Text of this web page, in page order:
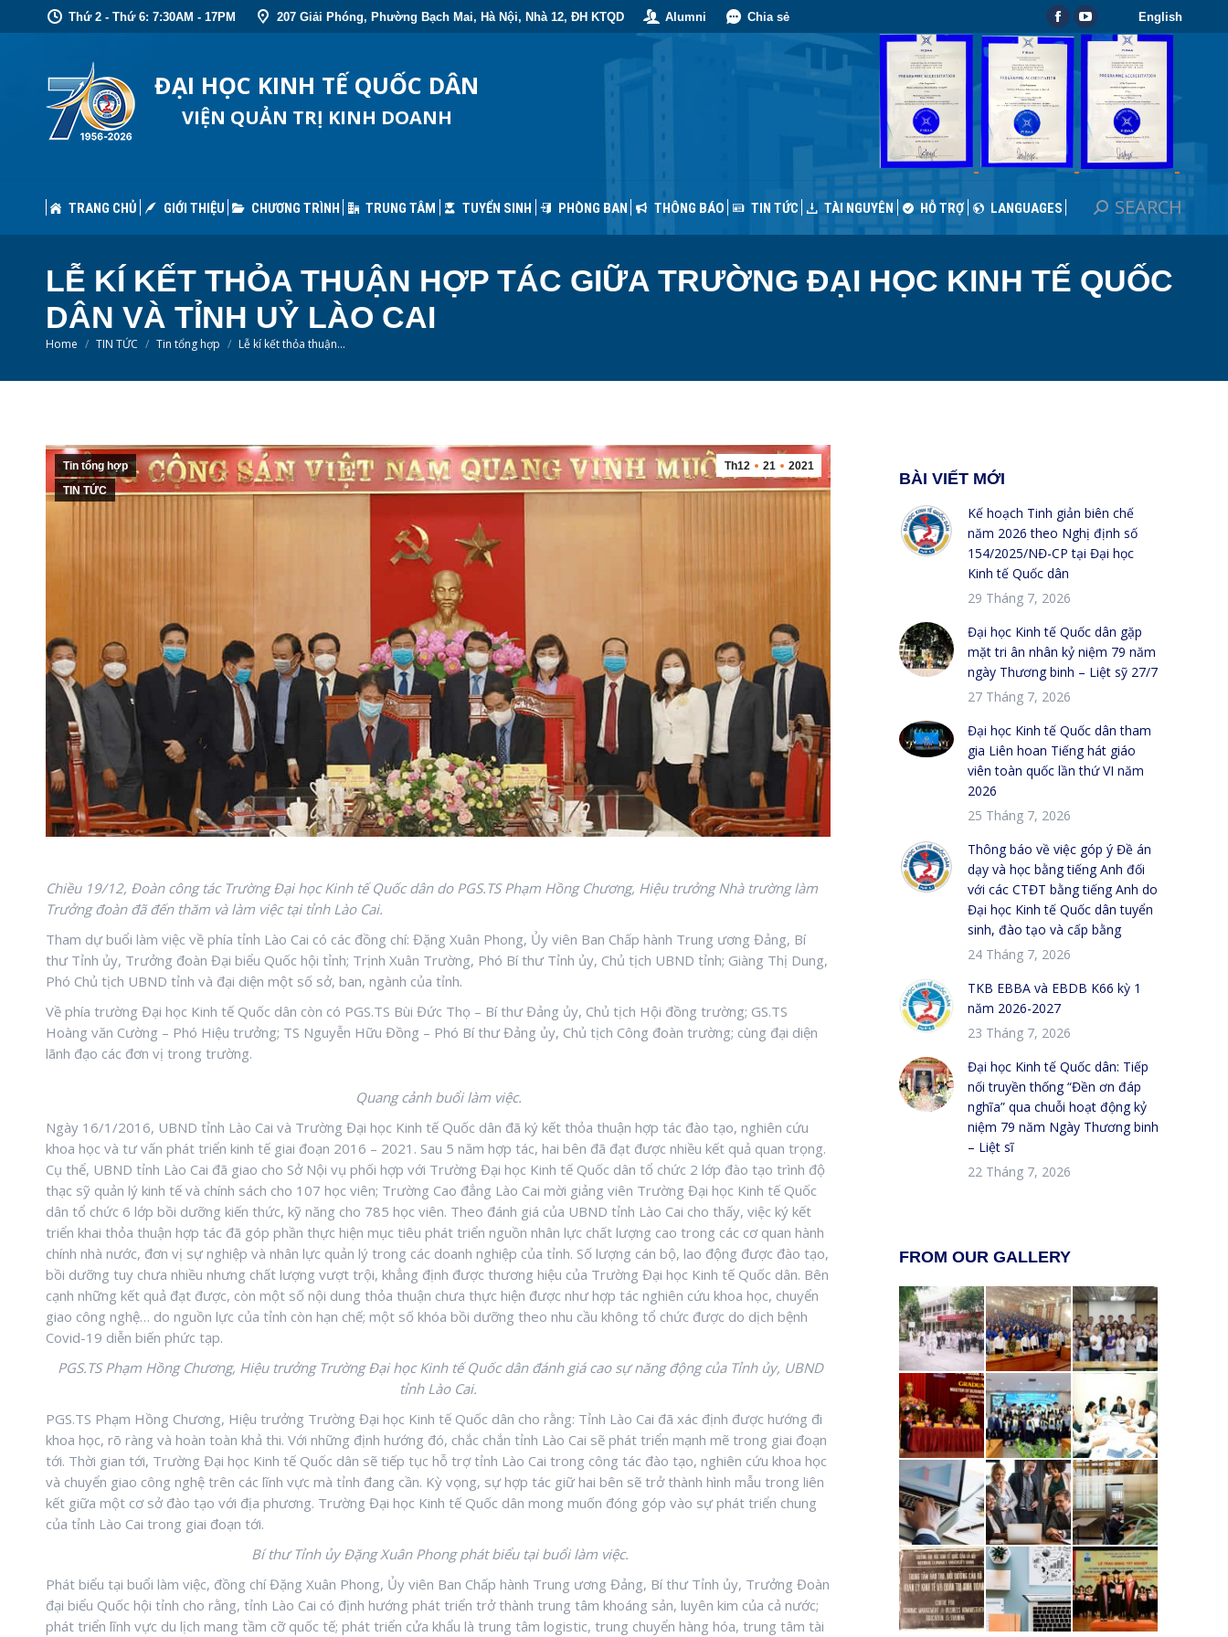
Thứ 2 - Thứ 6: 7:30AM - 17PM 207 Giải Phóng, Phường Bạch Mai, Hà Nội, Nhà 12, ĐH KTQD Alumni Chia sẻ
Facebook
page
opens
in
window
YouTube
page
opens
new
window
English
ĐẠI HỌC KINH TẾ QUỐC DÂN
VIỆN QUẢN TRỊ KINH DOANH
TRANG CHỦ GIỚI THIỆU CHƯƠNG TRÌNH TRUNG TÂM TUYỂN SINH PHÒNG BAN THÔNG BÁO TIN TỨC TÀI NGUYÊN HỖ TRỢ LANGUAGES Search:SEARCH
LỄ KÍ KẾT THỎA THUẬN HỢP TÁC GIỮA TRƯỜNG ĐẠI HỌC KINH TẾ QUỐC
DÂN VÀ TỈNH UỶ LÀO CAI
You are here:
Home TIN TỨC Tin tổng hợp Lễ kí kết thỏa thuận…
Th12 21 2021
Tin tổng hợp
TIN TỨC
Chiều 19/12, Đoàn công tác Trường Đại học Kinh tế Quốc dân do PGS.TS Phạm Hồng Chương, Hiệu trưởng Nhà trường làm
Trưởng đoàn đã đến thăm và làm việc tại tỉnh Lào Cai.
Tham dự buổi làm việc về phía tỉnh Lào Cai có các đồng chí: Đặng Xuân Phong, Ủy viên Ban Chấp hành Trung ương Đảng, Bí
thư Tỉnh ủy, Trưởng đoàn Đại biểu Quốc hội tỉnh; Trịnh Xuân Trường, Phó Bí thư Tỉnh ủy, Chủ tịch UBND tỉnh; Giàng Thị Dung,
Phó Chủ tịch UBND tỉnh và đại diện một số sở, ban, ngành của tỉnh.
Về phía trường Đại học Kinh tế Quốc dân còn có PGS.TS Bùi Đức Thọ – Bí thư Đảng ủy, Chủ tịch Hội đồng trường; GS.TS
Hoàng văn Cường – Phó Hiệu trưởng; TS Nguyễn Hữu Đồng – Phó Bí thư Đảng ủy, Chủ tịch Công đoàn trường; cùng đại diện
lãnh đạo các đơn vị trong trường.
Quang cảnh buổi làm việc.
Ngày 16/1/2016, UBND tỉnh Lào Cai và Trường Đại học Kinh tế Quốc dân đã ký kết thỏa thuận hợp tác đào tạo, nghiên cứu
khoa học và tư vấn phát triển kinh tế giai đoạn 2016 – 2021. Sau 5 năm hợp tác, hai bên đã đạt được nhiều kết quả quan trọng.
Cụ thể, UBND tỉnh Lào Cai đã giao cho Sở Nội vụ phối hợp với Trường Đại học Kinh tế Quốc dân tổ chức 2 lớp đào tạo trình độ
thạc sỹ quản lý kinh tế và chính sách cho 107 học viên; Trường Cao đẳng Lào Cai mời giảng viên Trường Đại học Kinh tế Quốc
dân tổ chức 6 lớp bồi dưỡng kiến thức, kỹ năng cho 785 học viên. Theo đánh giá của UBND tỉnh Lào Cai cho thấy, việc ký kết
triển khai thỏa thuận hợp tác đã góp phần thực hiện mục tiêu phát triển nguồn nhân lực chất lượng cao trong các cơ quan hành
chính nhà nước, đơn vị sự nghiệp và nhân lực quản lý trong các doanh nghiệp của tỉnh. Số lượng cán bộ, lao động được đào tạo,
bồi dưỡng tuy chưa nhiều nhưng chất lượng vượt trội, khẳng định được thương hiệu của Trường Đại học Kinh tế Quốc dân. Bên
cạnh những kết quả đạt được, còn một số nội dung thỏa thuận chưa thực hiện được như hợp tác nghiên cứu khoa học, chuyển
giao công nghệ… do nguồn lực của tỉnh còn hạn chế; một số khóa bồi dưỡng theo nhu cầu không tổ chức được do dịch bệnh
Covid-19 diễn biến phức tạp.
PGS.TS Phạm Hồng Chương, Hiệu trưởng Trường Đại học Kinh tế Quốc dân đánh giá cao sự năng động của Tỉnh ủy, UBND
tỉnh Lào Cai.
PGS.TS Phạm Hồng Chương, Hiệu trưởng Trường Đại học Kinh tế Quốc dân cho rằng: Tỉnh Lào Cai đã xác định được hướng đi
khoa học, rõ ràng và hoàn toàn khả thi. Với những định hướng đó, chắc chắn tỉnh Lào Cai sẽ phát triển mạnh mẽ trong giai đoạn
tới. Thời gian tới, Trường Đại học Kinh tế Quốc dân sẽ tiếp tục hỗ trợ tỉnh Lào Cai trong công tác đào tạo, nghiên cứu khoa học
và chuyển giao công nghệ trên các lĩnh vực mà tỉnh đang cần. Kỳ vọng, sự hợp tác giữ hai bên sẽ trở thành hình mẫu trong liên
kết giữa một cơ sở đào tạo với địa phương. Trường Đại học Kinh tế Quốc dân mong muốn đóng góp vào sự phát triển chung
của tỉnh Lào Cai trong giai đoạn tới.
Bí thư Tỉnh ủy Đặng Xuân Phong phát biểu tại buổi làm việc.
Phát biểu tại buổi làm việc, đồng chí Đặng Xuân Phong, Ủy viên Ban Chấp hành Trung ương Đảng, Bí thư Tỉnh ủy, Trưởng Đoàn
đại biểu Quốc hội tỉnh cho rằng, tỉnh Lào Cai có định hướng phát triển trở thành trung tâm khoáng sản, luyên kim của cả nước;
phát triển lĩnh vực du lịch mang tầm cỡ quốc tế; phát triển cửa khẩu là trung tâm logistic, trung chuyển hàng hóa, trung tâm tài
BÀI VIẾT MỚI
Kế hoạch Tinh giản biên chế
năm 2026 theo Nghị định số
154/2025/NĐ-CP tại Đại học
Kinh tế Quốc dân
29 Tháng 7, 2026
Đại học Kinh tế Quốc dân gặp
mặt tri ân nhân kỷ niệm 79 năm
ngày Thương binh – Liệt sỹ 27/7
27 Tháng 7, 2026
Đại học Kinh tế Quốc dân tham
gia Liên hoan Tiếng hát giáo
viên toàn quốc lần thứ VI năm
2026
25 Tháng 7, 2026
Thông báo về việc góp ý Đề án
dạy và học bằng tiếng Anh đối
với các CTĐT bằng tiếng Anh do
Đại học Kinh tế Quốc dân tuyển
sinh, đào tạo và cấp bằng
24 Tháng 7, 2026
TKB EBBA và EBDB K66 kỳ 1
năm 2026-2027
23 Tháng 7, 2026
Đại học Kinh tế Quốc dân: Tiếp
nối truyền thống “Đền ơn đáp
nghĩa” qua chuỗi hoạt động kỷ
niệm 79 năm Ngày Thương binh
– Liệt sĩ
22 Tháng 7, 2026
FROM OUR GALLERY
CHƯƠNG TRÌNH TRUNG TÂM TUYỂN SINH PHÒNG BAN THÔNG BÁO LANGUAGES Search:
SEARCH